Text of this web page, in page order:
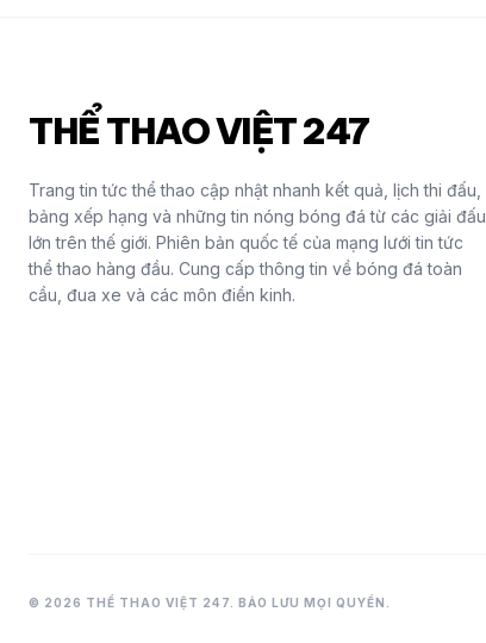
THỂ THAO VIỆT 247
Trang tin tức thể thao cập nhật nhanh kết quả, lịch thi đấu,
bảng xếp hạng và những tin nóng bóng đá từ các giải đấu
lớn trên thế giới. Phiên bản quốc tế của mạng lưới tin tức
thể thao hàng đầu. Cung cấp thông tin về bóng đá toàn
cầu, đua xe và các môn điền kinh.
© 2026 THỂ THAO VIỆT 247. BẢO LƯU MỌI QUYỀN.